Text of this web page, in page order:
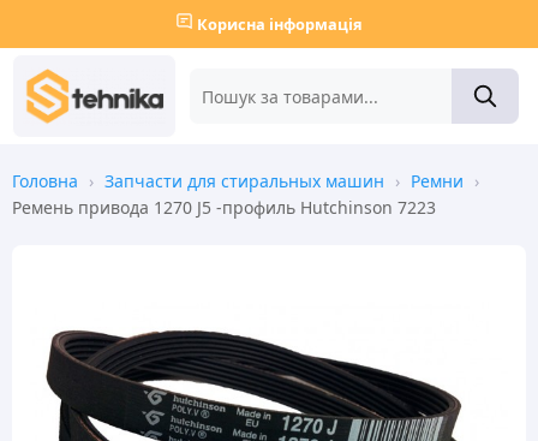
Корисна інформація
Головна › Запчасти для стиральных машин › Ремни ›
Ремень привода 1270 J5 -профиль Hutchinson 7223